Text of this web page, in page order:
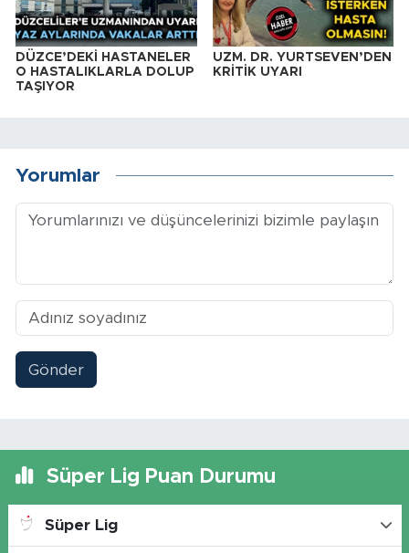
DÜZCE’DEKİ HASTANELER
O HASTALIKLARLA DOLUP
TAŞIYOR
UZM. DR. YURTSEVEN’DEN
KRİTİK UYARI
Yorumlar
Gönder
Süper Lig Puan Durumu
Süper Lig